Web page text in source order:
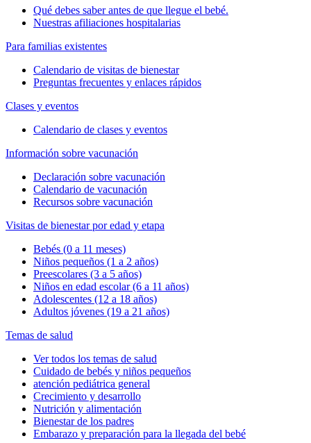
Qué debes saber antes de que llegue el bebé.
Nuestras afiliaciones hospitalarias
Para familias existentes
Calendario de visitas de bienestar
Preguntas frecuentes y enlaces rápidos
Clases y eventos
Calendario de clases y eventos
Información sobre vacunación
Declaración sobre vacunación
Calendario de vacunación
Recursos sobre vacunación
Visitas de bienestar por edad y etapa
Bebés (0 a 11 meses)
Niños pequeños (1 a 2 años)
Preescolares (3 a 5 años)
Niños en edad escolar (6 a 11 años)
Adolescentes (12 a 18 años)
Adultos jóvenes (19 a 21 años)
Temas de salud
Ver todos los temas de salud
Cuidado de bebés y niños pequeños
atención pediátrica general
Crecimiento y desarrollo
Nutrición y alimentación
Bienestar de los padres
Embarazo y preparación para la llegada del bebé